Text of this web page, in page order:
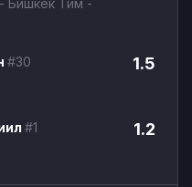
Бишкек Тим -
#30
1.5
#1
1.2